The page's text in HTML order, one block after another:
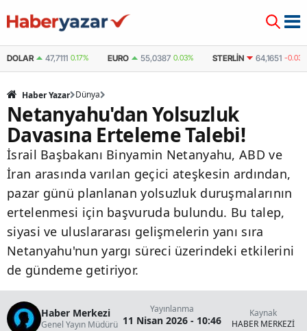
DOLAR 47,7111 0.17% EURO 55,0387 0.03% STERLIN 64,1651 -0.03%
Haber Yazar Dünya
Netanyahu'dan Yolsuzluk
Davasına Erteleme Talebi!
İsrail Başbakanı Binyamin Netanyahu, ABD ve
İran arasında varılan geçici ateşkesin ardından,
pazar günü planlanan yolsuzluk duruşmalarının
ertelenmesi için başvuruda bulundu. Bu talep,
siyasi ve uluslararası gelişmelerin yanı sıra
Netanyahu'nun yargı süreci üzerindeki etkilerini
de gündeme getiriyor.
Haber Merkezi
Genel Yayın Müdürü
Yayınlanma
11 Nisan 2026 - 10:46
Kaynak
HABER MERKEZİ